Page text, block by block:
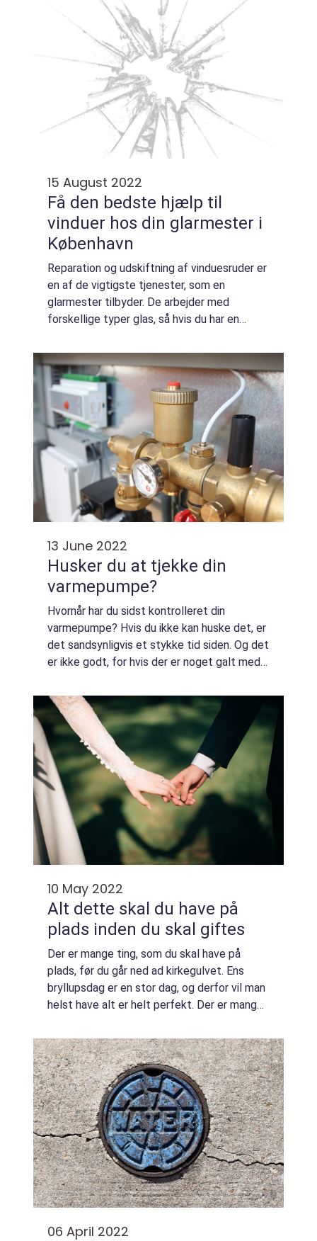
15 August 2022
Få den bedste hjælp til
vinduer hos din glarmester i
København
Reparation og udskiftning af vinduesruder er
en af de vigtigste tjenester, som en
glarmester tilbyder. De arbejder med
forskellige typer glas, så hvis du har en
kan de hjælpe dig. I mange tilfælde kan de
og...
13 June 2022
Husker du at tjekke din
varmepumpe?
Hvornår har du sidst kontrolleret din
varmepumpe? Hvis du ikke kan huske det, er
det sandsynligvis et stykke tid siden. Og det
er ikke godt, for hvis der er noget galt med
over for et begyndende problem. I det...
10 May 2022
Alt dette skal du have på
plads inden du skal giftes
Der er mange ting, som du skal have på
plads, før du går ned ad kirkegulvet. Ens
bryllupsdag er en stor dag, og derfor vil man
helst have alt er helt perfekt. Der er mange
hurtigt godt miste overblikket midt i...
06 April 2022